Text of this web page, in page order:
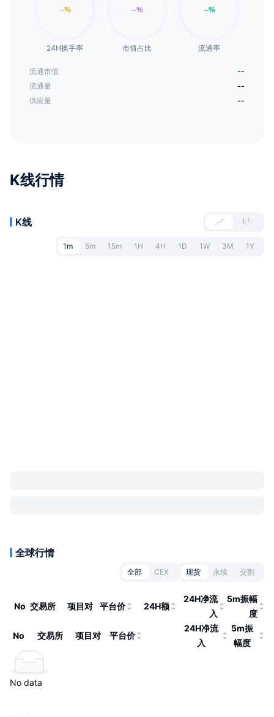
24H换手率 市值占比 流通率
流通市值
--
流通量
--
供应量
--
K线行情
K线
1m 5m 15m 1H 4H 1D 1W 3M 1Y
全球行情
全部 CEX 现货 永续 交割
No 交易所 项目对 平台价 24H额
24H净流
入
5m振幅
度
No 交易所 项目对 平台价
24H净流
入
5m振
幅度
No data